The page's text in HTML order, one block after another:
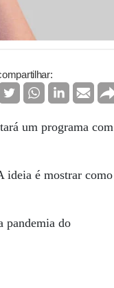
um programa com
ideia é mostrar como
pandemia do